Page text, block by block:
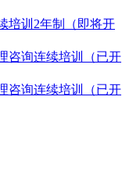
培训2年制（即将开
咨询连续培训（已开
咨询连续培训（已开